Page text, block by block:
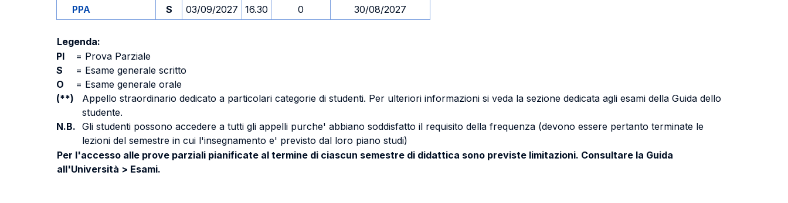
PPA
S 03/09/2027 16.30 0 30/08/2027
Legenda:
PI
= Prova Parziale
S
= Esame generale scritto
O
= Esame generale orale
(**)
Appello straordinario dedicato a particolari categorie di studenti. Per ulteriori informazioni si veda la sezione dedicata agli esami della Guida dello
studente.
N.B. Gli studenti possono accedere a tutti gli appelli purche' abbiano soddisfatto il requisito della frequenza (devono essere pertanto terminate le
lezioni del semestre in cui l'insegnamento e' previsto dal loro piano studi)
Per l'accesso alle prove parziali pianificate al termine di ciascun semestre di didattica sono previste limitazioni. Consultare la Guida
all'Università > Esami.